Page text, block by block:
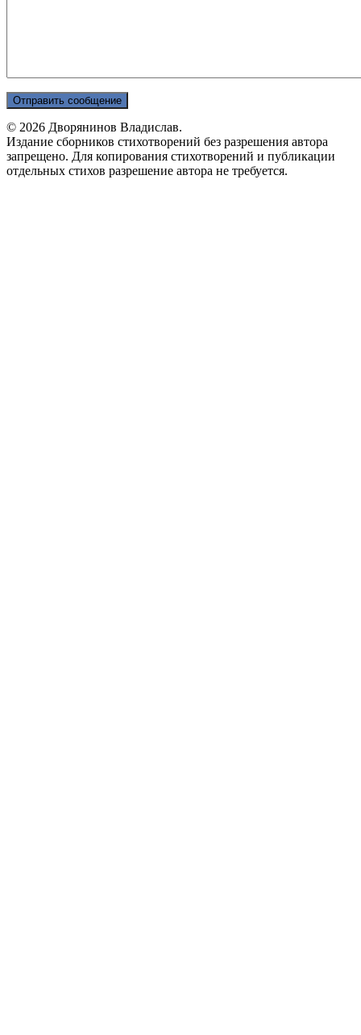
© 2026 Дворянинов Владислав.
Издание сборников стихотворений без разрешения автора
запрещено. Для копирования стихотворений и публикации
отдельных стихов разрешение автора не требуется.